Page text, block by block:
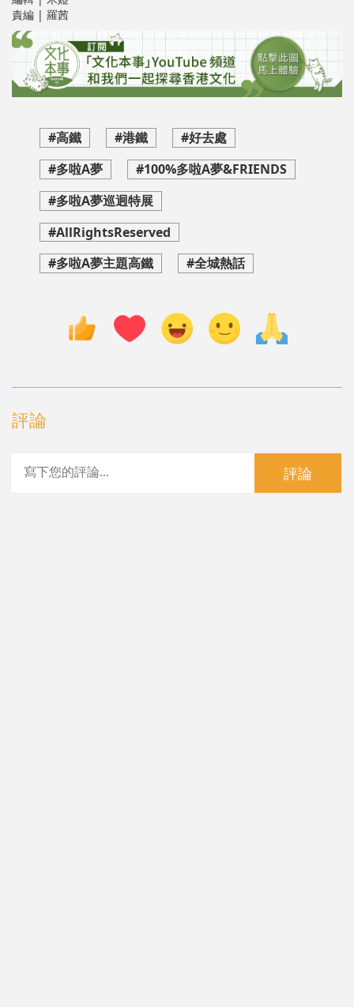
責編 | 羅茜
#高鐵 #港鐵
#好去處
#多啦A夢
#100%多啦A夢&FRIENDS
#多啦A夢巡迥特展
#AllRightsReserved
#多啦A夢主題高鐵
#全城熱話
評論
評論